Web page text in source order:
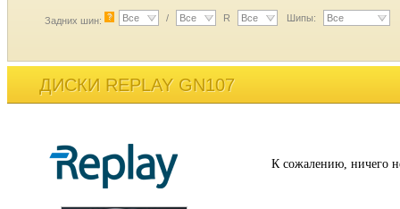
Задних шин: ? Все / Все R Все Шипы: Все
ДИСКИ REPLAY GN107
К сожалению, ничего